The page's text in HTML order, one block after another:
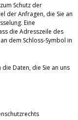
Schutz der
der Anfragen, die Sie an
Eine
die Adresszeile des
dem Schloss-Symbol in
die Daten, die Sie an uns